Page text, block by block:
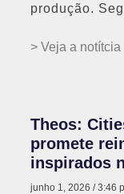
produção.
> Veja a notítcia
Theos:
promete
inspirados
junho 1, 2026 3:46